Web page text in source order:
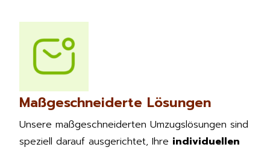
Maßgeschneiderte Lösungen
Unsere maßgeschneiderten Umzugslösungen sind
speziell darauf ausgerichtet, Ihre individuellen